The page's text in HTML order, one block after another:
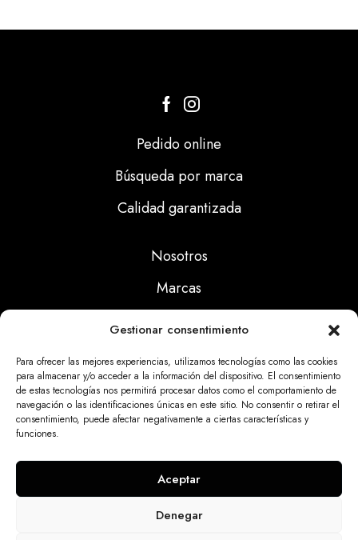
Gestionar consentimiento
Para ofrecer las mejores experiencias, utilizamos tecnologías como las cookies
para almacenar y/o acceder a la información del dispositivo. El consentimiento
de estas tecnologías nos permitirá procesar datos como el comportamiento de
navegación o las identificaciones únicas en este sitio. No consentir o retirar el
consentimiento, puede afectar negativamente a ciertas características y
funciones.
Aceptar
Denegar
Pedido online
Búsqueda por marca
Calidad garantizada
Nosotros
Marcas
Noticias
Aviso Legal
Politicas Cookies